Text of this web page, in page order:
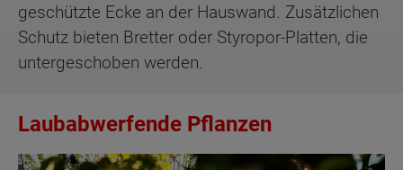
geschützte Ecke an der Hauswand. Zusätzlichen
Schutz bieten Bretter oder Styropor-Platten, die
untergeschoben werden.
Laubabwerfende Pflanzen